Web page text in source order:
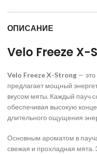
ОПИСАНИЕ
Velo Freeze X-
Velo Freeze X-Strong —
предлагает мощный
вкусом мяты. Каждый пауч
обеспечивая высокую
длительного ощущения
Основным ароматом в
свежая и прохладная мята.